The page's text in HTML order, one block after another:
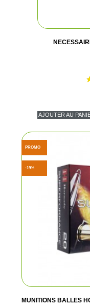
AJOUTER AU
MUNITIONS BALLES
PROMO
-19%